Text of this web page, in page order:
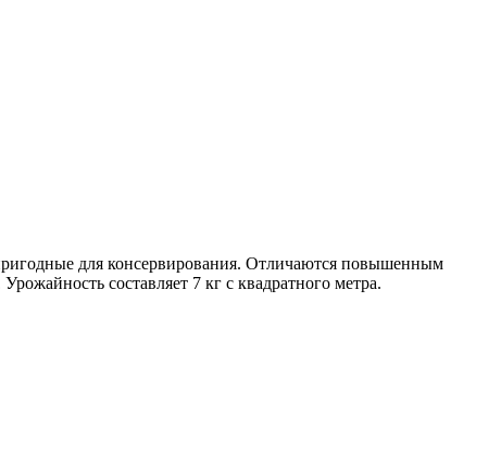
для консервирования. Отличаются повышенным
составляет 7 кг с квадратного метра.